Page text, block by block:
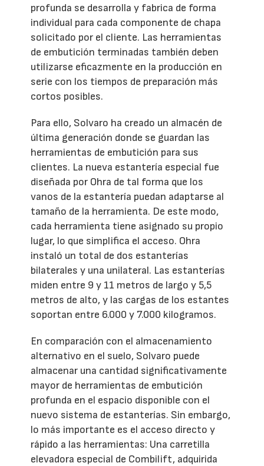
profunda se desarrolla y fabrica de forma
individual para cada componente de chapa
solicitado por el cliente. Las herramientas
de embutición terminadas también deben
utilizarse eficazmente en la producción en
serie con los tiempos de preparación más
cortos posibles.
Para ello, Solvaro ha creado un almacén de
última generación donde se guardan las
herramientas de embutición para sus
clientes. La nueva estantería especial fue
diseñada por Ohra de tal forma que los
vanos de la estantería puedan adaptarse al
tamaño de la herramienta. De este modo,
cada herramienta tiene asignado su propio
lugar, lo que simplifica el acceso. Ohra
instaló un total de dos estanterías
bilaterales y una unilateral. Las estanterías
miden entre 9 y 11 metros de largo y 5,5
metros de alto, y las cargas de los estantes
soportan entre 6.000 y 7.000 kilogramos.
En comparación con el almacenamiento
alternativo en el suelo, Solvaro puede
almacenar una cantidad significativamente
mayor de herramientas de embutición
profunda en el espacio disponible con el
nuevo sistema de estanterías. Sin embargo,
lo más importante es el acceso directo y
rápido a las herramientas: Una carretilla
elevadora especial de Combilift, adquirida